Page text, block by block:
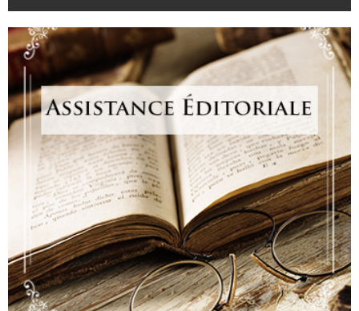
Pour donner vie à
vos projets d'édition
EN SAVOIR PLUS